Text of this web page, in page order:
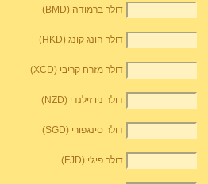
דולר ברמודה (BMD)
דולר הונג קונג (HKD)
דולר מזרח קריבי (XCD)
דולר ניו זילנדי (NZD)
דולר סינגפורי (SGD)
דולר פיג'י (FJD)